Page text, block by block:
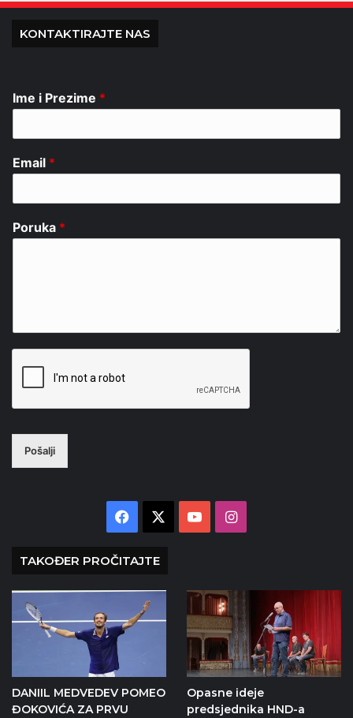
KONTAKTIRAJTE NAS
Ime i Prezime *
Email *
Poruka *
Pošalji
Facebook YouTubeInstagram
TAKOĐER PROČITAJTE
DANIIL MEDVEDEV POMEO
ĐOKOVIĆA ZA PRVU
Opasne ideje
predsjednika HND-a